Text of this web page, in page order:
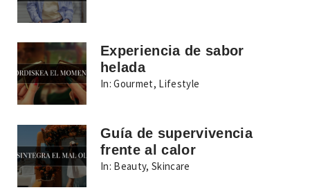
Experiencia de sabor
helada
In: Gourmet, Lifestyle
Guía de supervivencia
frente al calor
In: Beauty,Skincare